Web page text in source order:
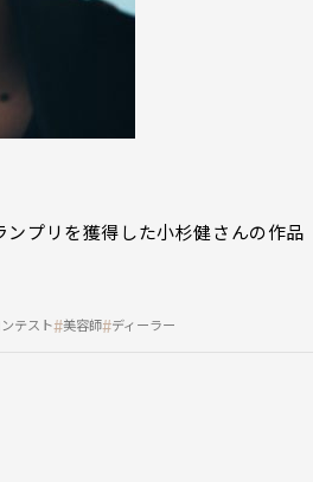
プリを獲得した小杉健さんの作品
テスト 美容師 ディーラー